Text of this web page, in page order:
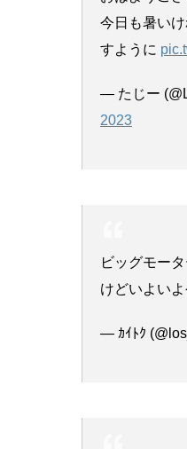
今日も暑い
すように
— たじー
2023
ビッグモー
けどいよい
— ｶｲﾄｸ